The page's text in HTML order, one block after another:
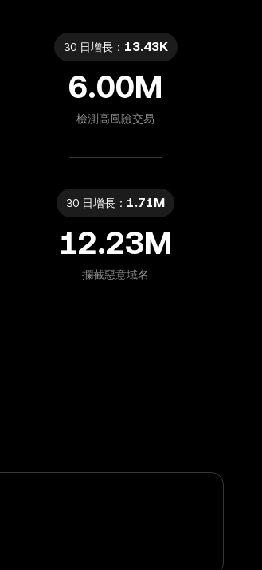
30 日增長： 13.43K
6.00M
檢測高風險交易
30 日增長： 1.71M
12.23M
攔截惡意域名